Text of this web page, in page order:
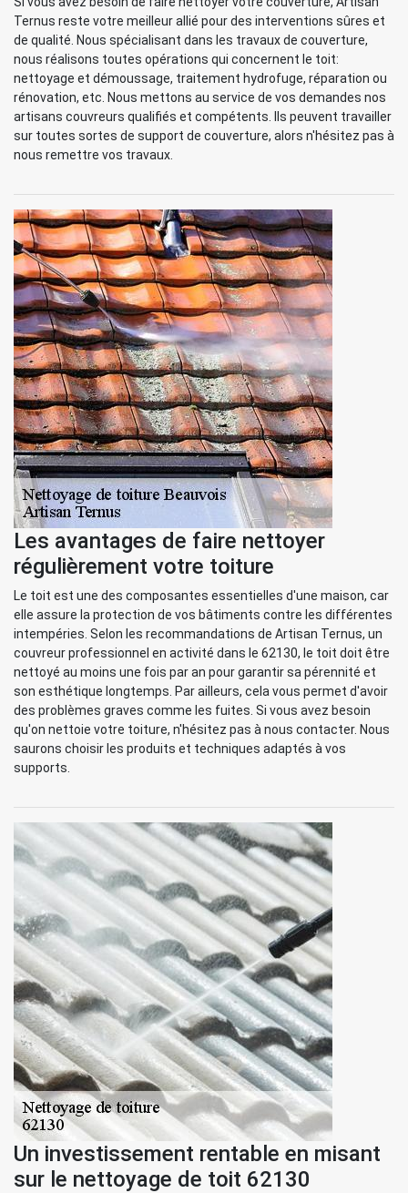
Ternus reste votre meilleur allié pour des interventions sûres et
de qualité. Nous spécialisant dans les travaux de couverture,
nous réalisons toutes opérations qui concernent le toit:
nettoyage et démoussage, traitement hydrofuge, réparation ou
rénovation, etc. Nous mettons au service de vos demandes nos
artisans couvreurs qualifiés et compétents. Ils peuvent travailler
sur toutes sortes de support de couverture, alors n'hésitez pas à
nous remettre vos travaux.
Les avantages de faire nettoyer
régulièrement votre toiture
Le toit est une des composantes essentielles d'une maison, car
elle assure la protection de vos bâtiments contre les différentes
intempéries. Selon les recommandations de Artisan Ternus, un
couvreur professionnel en activité dans le 62130, le toit doit être
nettoyé au moins une fois par an pour garantir sa pérennité et
son esthétique longtemps. Par ailleurs, cela vous permet d'avoir
des problèmes graves comme les fuites. Si vous avez besoin
qu'on nettoie votre toiture, n'hésitez pas à nous contacter. Nous
saurons choisir les produits et techniques adaptés à vos
supports.
Un investissement rentable en misant
sur le nettoyage de toit 62130